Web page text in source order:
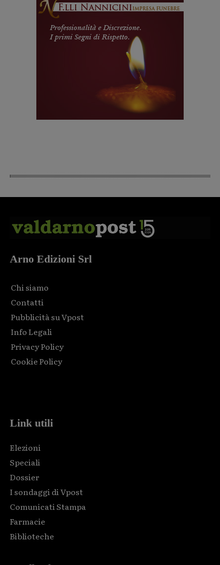
Arno Edizioni Srl
Chi siamo
Contatti
Pubblicità su Vpost
Info Legali
Privacy Policy
Cookie Policy
Link utili
Elezioni
Speciali
Dossier
I sondaggi di Vpost
Comunicati Stampa
Farmacie
Biblioteche